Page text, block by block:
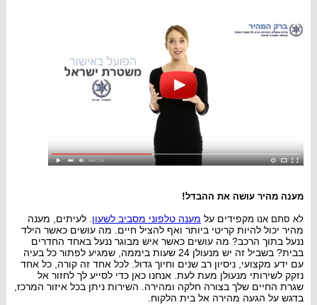
מענה מהיר עושה את ההבדל!
לא סתם אנו מקפידים על מענה טלפוני מסביב לשעון . לעיתים, מענה
מהיר יכול להיות קריטי ביותר ואף להציל חיים. מה עושים כאשר הילד
ננעל בתוך הרכב? מה עושים כאשר איש מבוגר ננעל באחד החדרים
בבית? בשביל זה יש מנעולן
24 שעות ביממה, שמגיע לפתור כל בעיה
עם ידע מקצועי, ניסיון רב שנים וחיוך גדול. לכל אחד זה קורה, כל אחד
נזקק לשירותי מנעולן מעת לעת. אנחנו כאן כדי לסייע לך לחזור אל
שגרת החיים שלך בצורה חלקה ומהירה. השירות ניתן בכל איזור המרכז,
בדגש על הגעה מהירה אל בית הלקוח.